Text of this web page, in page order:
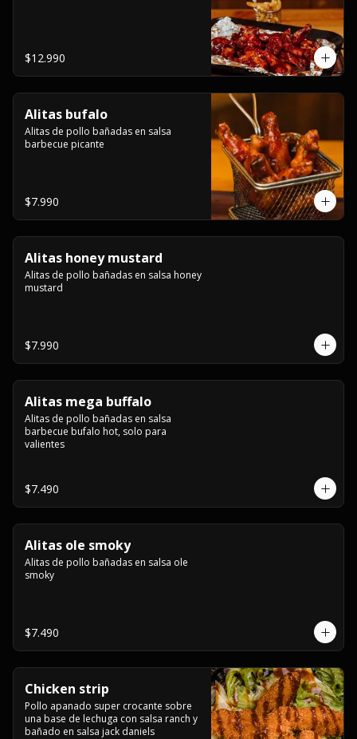
$12.990
Alitas bufalo
Alitas de pollo bañadas en salsa
barbecue picante
$7.990
Alitas honey mustard
Alitas de pollo bañadas en salsa honey
mustard
$7.990
Alitas mega buffalo
Alitas de pollo bañadas en salsa
barbecue bufalo hot, solo para
valientes
$7.490
Alitas ole smoky
Alitas de pollo bañadas en salsa ole
smoky
$7.490
Chicken strip
Pollo apanado super crocante sobre
una base de lechuga con salsa ranch y
bañado en salsa jack daniels